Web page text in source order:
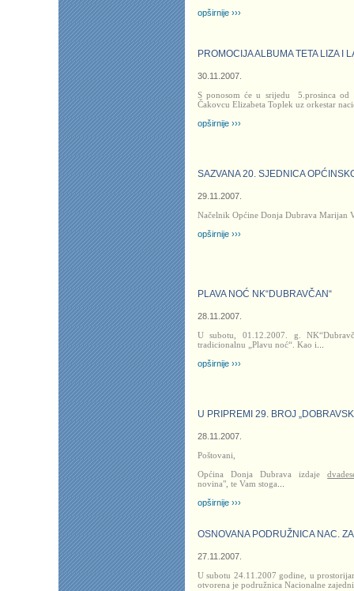
opširnije ›››
PROMOCIJA ALBUMA TETA LIZA I
30.11.2007.
S ponosom će u srijedu
5.prosinca od
Čakovcu Elizabeta Toplek uz orkestar
opširnije ›››
SAZVANA 20. SJEDNICA
29.11.2007.
Načelnik Općine Donja Dubrava Marijan
opširnije ›››
PLAVA NOĆ NK“DUBRAVČAN“
28.11.2007.
U subotu, 01.12.2007. g.
tradicionalnu „Plavu noć“. Kao i
opširnije ›››
U PRIPREMI 29. BROJ
28.11.2007.
Poštovani,
Općina Donja Dubrava izdaje
novina", te Vam stoga
opširnije ›››
OSNOVANA PODRUŽNICA NAC.
27.11.2007.
U subotu 24.11.2007 godine, u
otvorena je podružnica Nacionalne